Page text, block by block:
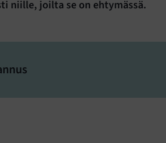
niille, joilta se on ehtymässä.